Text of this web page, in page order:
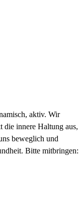
aktiv. Wir
die innere Haltung aus,
beweglich und
Bitte mitbringen: